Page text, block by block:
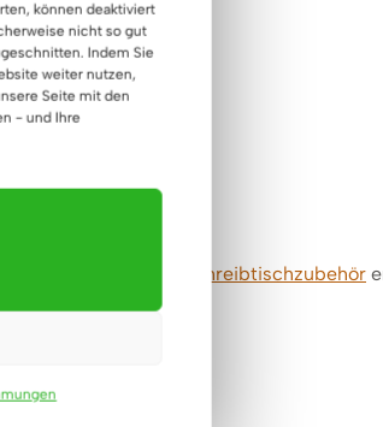
können deaktiviert
nicht so gut
Indem Sie
weiter nutzen,
Seite mit den
- und Ihre
der Registerkarte
Schreibtischzubehör